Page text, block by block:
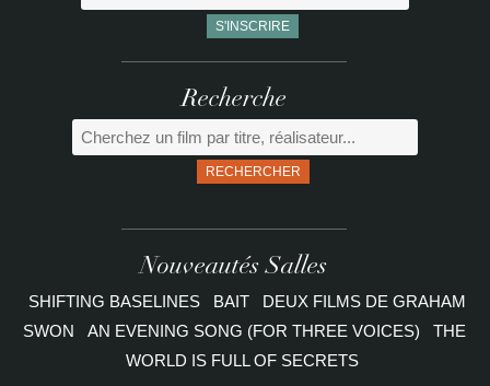
Recherche
RECHERCHER
Nouveautés Salles
SHIFTING BASELINES BAIT
DEUX FILMS DE GRAHAM
SWON
AN EVENING SONG (FOR THREE VOICES)
THE
WORLD IS FULL OF SECRETS